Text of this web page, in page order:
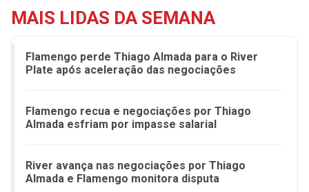
MAIS LIDAS DA SEMANA
Flamengo perde Thiago Almada para o River
Plate após aceleração das negociações
Flamengo recua e negociações por Thiago
Almada esfriam por impasse salarial
River avança nas negociações por Thiago
Almada e Flamengo monitora disputa